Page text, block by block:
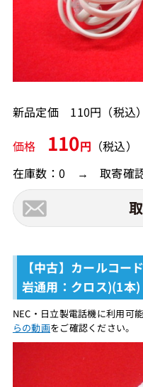
新品定価 110円（税込
価格 110円 （税込）
在庫数：0 → 取寄確
【中古】カールコ
岩通用：クロス)(1本
NEC・日立製電話機に利用
らの動画をご確認ください。